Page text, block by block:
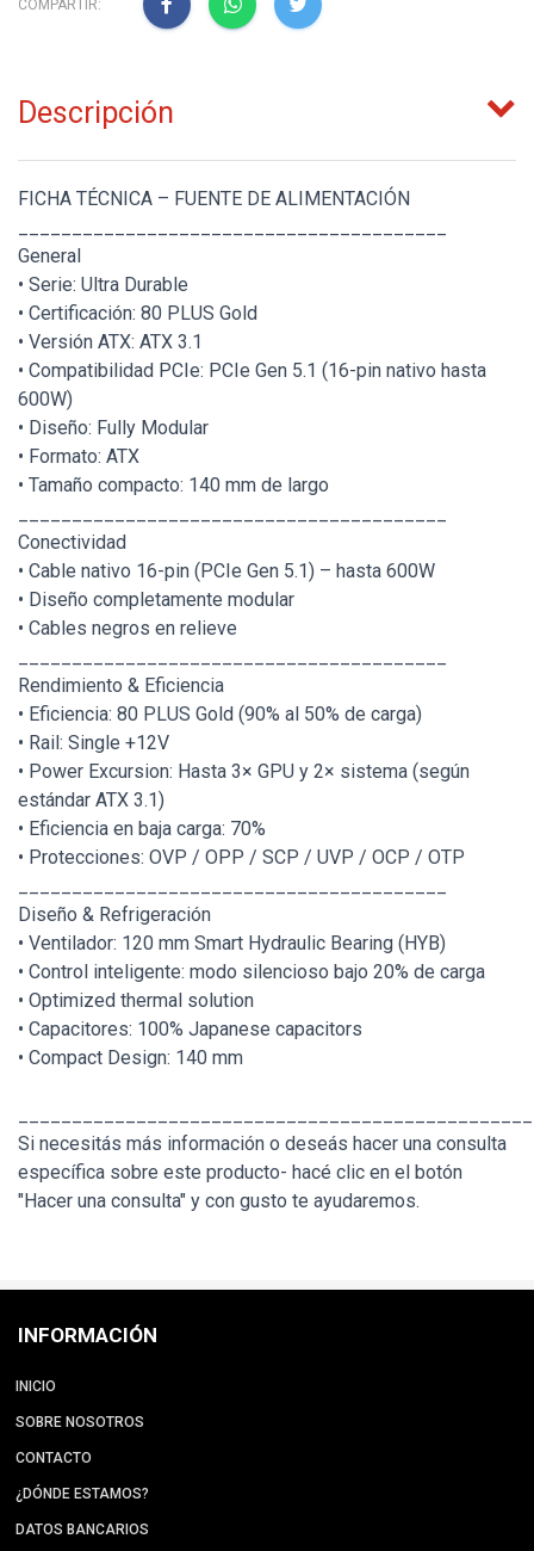
COMPARTIR:
Descripción
FICHA TÉCNICA – FUENTE DE ALIMENTACIÓN
General
• Serie: Ultra Durable
• Certificación: 80 PLUS Gold
• Versión ATX: ATX 3.1
• Compatibilidad PCIe: PCIe Gen 5.1 (16-pin nativo hasta
600W)
• Diseño: Fully Modular
• Formato: ATX
• Tamaño compacto: 140 mm de largo
Conectividad
• Cable nativo 16-pin (PCIe Gen 5.1) – hasta 600W
• Diseño completamente modular
• Cables negros en relieve
Rendimiento & Eficiencia
• Eficiencia: 80 PLUS Gold (90% al 50% de carga)
• Rail: Single +12V
• Power Excursion: Hasta 3× GPU y 2× sistema (según
estándar ATX 3.1)
• Eficiencia en baja carga: 70%
• Protecciones: OVP / OPP / SCP / UVP / OCP / OTP
Diseño & Refrigeración
• Ventilador: 120 mm Smart Hydraulic Bearing (HYB)
• Control inteligente: modo silencioso bajo 20% de carga
• Optimized thermal solution
• Capacitores: 100% Japanese capacitors
• Compact Design: 140 mm
Si necesitás más información o deseás hacer una consulta
específica sobre este producto- hacé clic en el botón
"Hacer una consulta" y con gusto te ayudaremos.
INFORMACIÓN
INICIO
SOBRE NOSOTROS
CONTACTO
¿DÓNDE ESTAMOS?
DATOS BANCARIOS